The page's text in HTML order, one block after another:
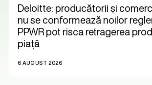
Deloitte: producătorii și
nu se conformează noilor
PPWR pot risca retragerea
piață
6 AUGUST 2026